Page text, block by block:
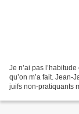
Je n’ai pas
qu’on m’a fait.
juifs non-pratiquants